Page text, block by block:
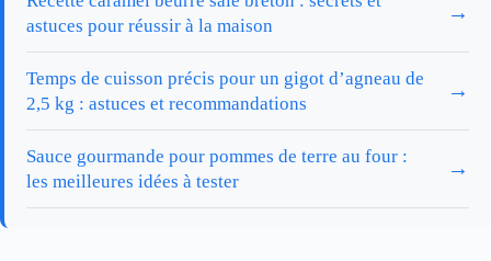
astuces pour réussir à la maison
→
Temps de cuisson précis pour un gigot d’agneau de
2,5 kg : astuces et recommandations
→
Sauce gourmande pour pommes de terre au four :
les meilleures idées à tester
→